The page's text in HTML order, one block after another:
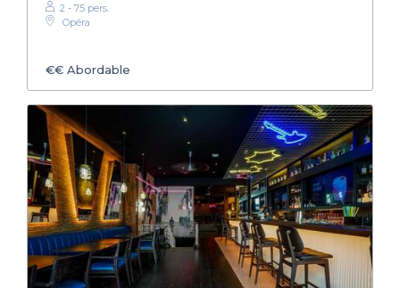
2 - 75 pers.
Opéra
€€ Abordable